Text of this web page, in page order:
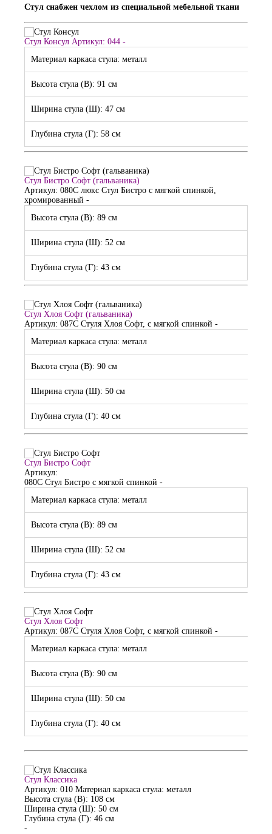
Стул снабжен чехлом из специальной мебельной ткани
Стул Консул Артикул: 044 -
Материал каркаса стула: металл
Высота стула (В): 91 см
Ширина стула (Ш): 47 см
Глубина стула (Г): 58 см
Стул Бистро Софт (гальваника)
Артикул: 080С люкс Стул Бистро с мягкой спинкой,
хромированный -
Высота стула (В): 89 см
Ширина стула (Ш): 52 см
Глубина стула (Г): 43 см
Стул Хлоя Софт (гальваника)
Артикул: 087С Стуля Хлоя Софт, с мягкой спинкой -
Материал каркаса стула: металл
Высота стула (В): 90 см
Ширина стула (Ш): 50 см
Глубина стула (Г): 40 см
Стул Бистро Софт
Артикул:
080С Стул Бистро с мягкой спинкой -
Материал каркаса стула: металл
Высота стула (В): 89 см
Ширина стула (Ш): 52 см
Глубина стула (Г): 43 см
Стул Хлоя Софт
Артикул: 087С Стуля Хлоя Софт, с мягкой спинкой -
Материал каркаса стула: металл
Высота стула (В): 90 см
Ширина стула (Ш): 50 см
Глубина стула (Г): 40 см
Стул Классика
Артикул: 010 Материал каркаса стула: металл
Высота стула (В): 108 см
Ширина стула (Ш): 50 см
Глубина стула (Г): 46 см
-